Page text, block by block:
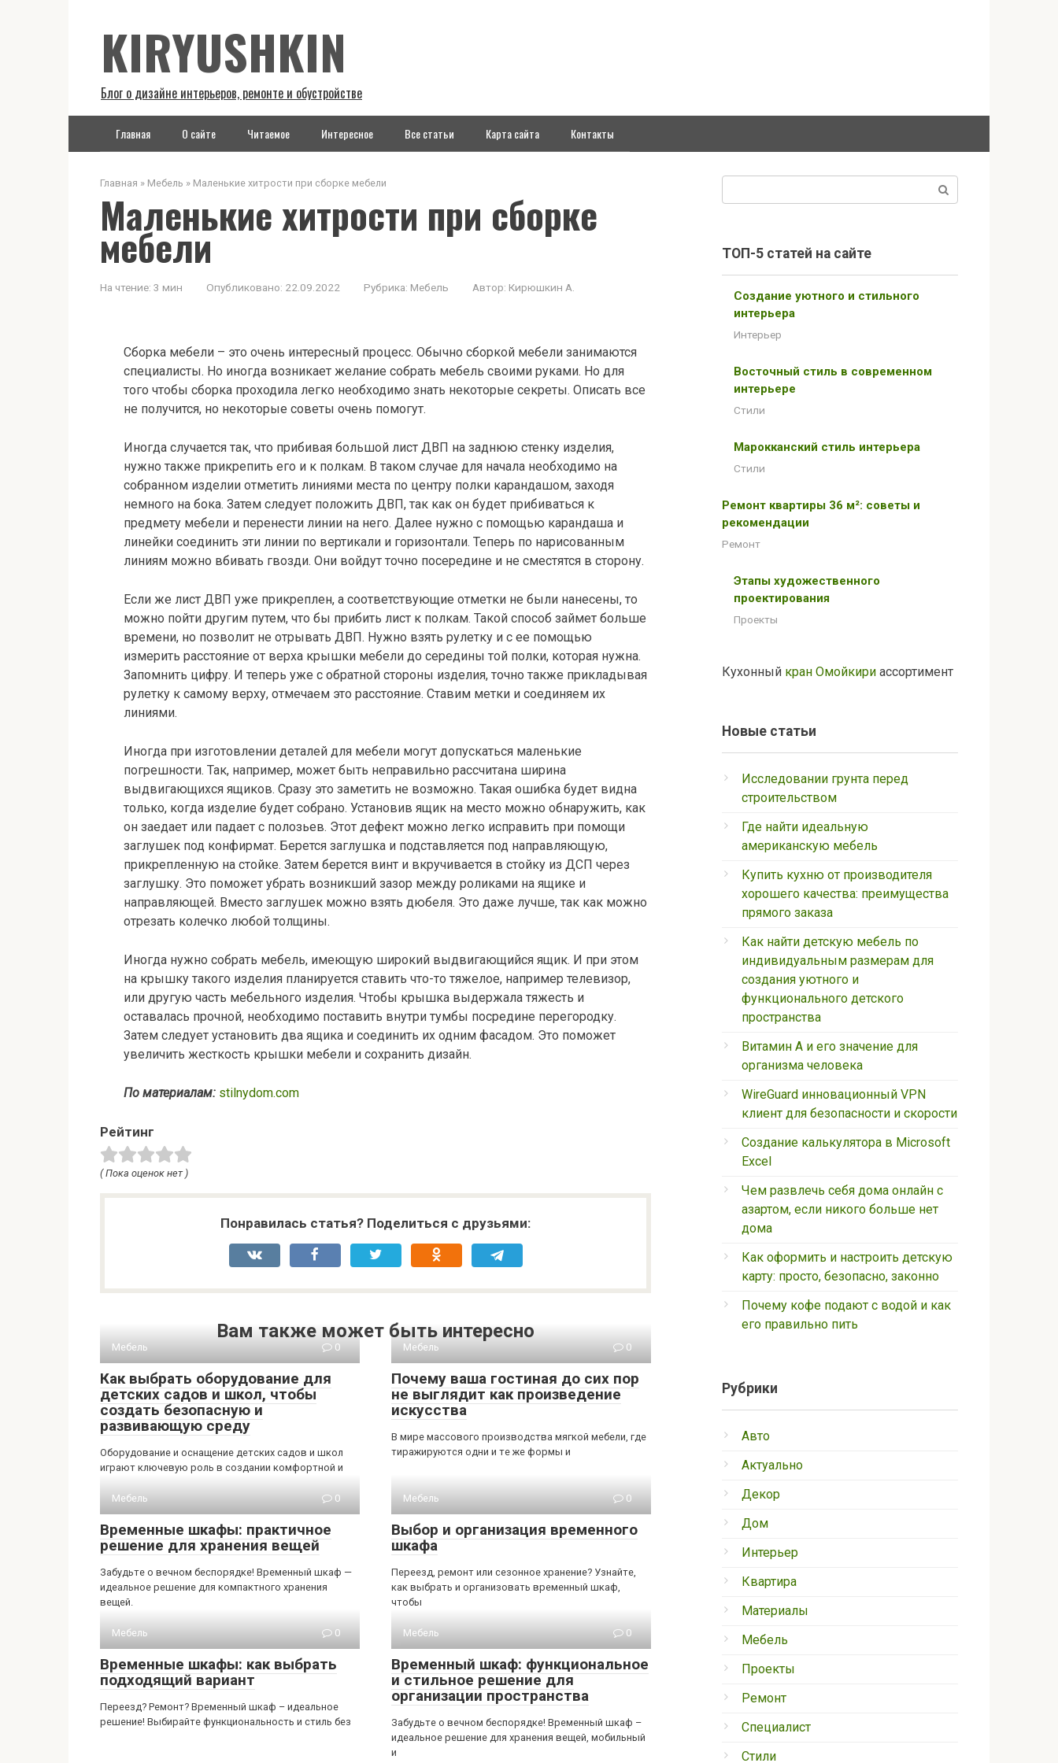
KIRYUSHKIN
Блог о дизайне интерьеров, ремонте и обустройстве
Главная О сайте Читаемое Интересное Все статьи Карта сайта Контакты
Главная » Мебель » Маленькие хитрости при сборке мебели
Маленькие хитрости при сборке
мебели
На чтение: 3 мин Опубликовано: 22.09.2022 Рубрика: Мебель Автор: Кирюшкин А.
Сборка мебели – это очень интересный процесс. Обычно сборкой мебели занимаются
специалисты. Но иногда возникает желание собрать мебель своими руками. Но для
того чтобы сборка проходила легко необходимо знать некоторые секреты. Описать все
не получится, но некоторые советы очень помогут.
Иногда случается так, что прибивая большой лист ДВП на заднюю стенку изделия,
нужно также прикрепить его и к полкам. В таком случае для начала необходимо на
собранном изделии отметить линиями места по центру полки карандашом, заходя
немного на бока. Затем следует положить ДВП, так как он будет прибиваться к
предмету мебели и перенести линии на него. Далее нужно с помощью карандаша и
линейки соединить эти линии по вертикали и горизонтали. Теперь по нарисованным
линиям можно вбивать гвозди. Они войдут точно посередине и не сместятся в сторону.
Если же лист ДВП уже прикреплен, а соответствующие отметки не были нанесены, то
можно пойти другим путем, что бы прибить лист к полкам. Такой способ займет больше
времени, но позволит не отрывать ДВП. Нужно взять рулетку и с ее помощью
измерить расстояние от верха крышки мебели до середины той полки, которая нужна.
Запомнить цифру. И теперь уже с обратной стороны изделия, точно также прикладывая
рулетку к самому верху, отмечаем это расстояние. Ставим метки и соединяем их
линиями.
Иногда при изготовлении деталей для мебели могут допускаться маленькие
погрешности. Так, например, может быть неправильно рассчитана ширина
выдвигающихся ящиков. Сразу это заметить не возможно. Такая ошибка будет видна
только, когда изделие будет собрано. Установив ящик на место можно обнаружить, как
он заедает или падает с полозьев. Этот дефект можно легко исправить при помощи
заглушек под конфирмат. Берется заглушка и подставляется под направляющую,
прикрепленную на стойке. Затем берется винт и вкручивается в стойку из ДСП через
заглушку. Это поможет убрать возникший зазор между роликами на ящике и
направляющей. Вместо заглушек можно взять дюбеля. Это даже лучше, так как можно
отрезать колечко любой толщины.
Иногда нужно собрать мебель, имеющую широкий выдвигающийся ящик. И при этом
на крышку такого изделия планируется ставить что-то тяжелое, например телевизор,
или другую часть мебельного изделия. Чтобы крышка выдержала тяжесть и
оставалась прочной, необходимо поставить внутри тумбы посредине перегородку.
Затем следует установить два ящика и соединить их одним фасадом. Это поможет
увеличить жесткость крышки мебели и сохранить дизайн.
По материалам: stilnydom.com
Рейтинг
( Пока оценок нет )
Понравилась статья? Поделиться с друзьями:
Вам также может быть интересно
Мебель 0
Как выбрать оборудование для
детских садов и школ, чтобы
создать безопасную и
развивающую среду
Оборудование и оснащение детских садов и школ
играют ключевую роль в создании комфортной и
Мебель 0
Почему ваша гостиная до сих пор
не выглядит как произведение
искусства
В мире массового производства мягкой мебели, где
тиражируются одни и те же формы и
Мебель 0
Временные шкафы: практичное
решение для хранения вещей
Забудьте о вечном беспорядке! Временный шкаф —
идеальное решение для компактного хранения
вещей.
Мебель 0
Выбор и организация временного
шкафа
Переезд, ремонт или сезонное хранение? Узнайте,
как выбрать и организовать временный шкаф,
чтобы
Мебель 0
Временные шкафы: как выбрать
подходящий вариант
Переезд? Ремонт? Временный шкаф – идеальное
решение! Выбирайте функциональность и стиль без
Мебель 0
Временный шкаф: функциональное
и стильное решение для
организации пространства
Забудьте о вечном беспорядке! Временный шкаф –
идеальное решение для хранения вещей, мобильный
и
ТОП-5 статей на сайте
Создание уютного и стильного
интерьера
Интерьер
Восточный стиль в современном
интерьере
Стили
Марокканский стиль интерьера
Стили
Ремонт квартиры 36 м²: советы и
рекомендации
Ремонт
Этапы художественного
проектирования
Проекты
Кухонный кран Омойкири ассортимент
Новые статьи
Исследовании грунта перед
строительством
Где найти идеальную
американскую мебель
Купить кухню от производителя
хорошего качества: преимущества
прямого заказа
Как найти детскую мебель по
индивидуальным размерам для
создания уютного и
функционального детского
пространства
Витамин А и его значение для
организма человека
WireGuard инновационный VPN
клиент для безопасности и скорости
Создание калькулятора в Microsoft
Excel
Чем развлечь себя дома онлайн с
азартом, если никого больше нет
дома
Как оформить и настроить детскую
карту: просто, безопасно, законно
Почему кофе подают с водой и как
его правильно пить
Рубрики
Авто
Актуально
Декор
Дом
Интерьер
Квартира
Материалы
Мебель
Проекты
Ремонт
Специалист
Стили